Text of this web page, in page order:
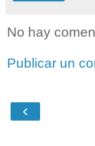
No hay
Publicar un
‹